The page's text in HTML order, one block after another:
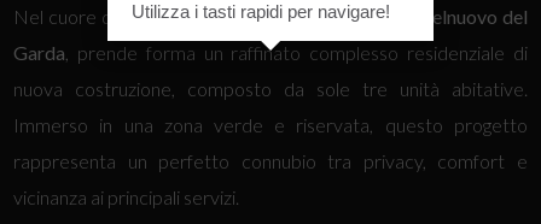
Nel cuore della tranquilla frazione di Sandrà, a
Castelnuovo del
Garda , prende forma un raffinato complesso residenziale di
nuova costruzione, composto da sole tre unità abitative.
Immerso in una zona verde e riservata, questo progetto
rappresenta un perfetto connubio tra privacy, comfort e
vicinanza ai principali servizi.
Utilizza i tasti rapidi per navigare!